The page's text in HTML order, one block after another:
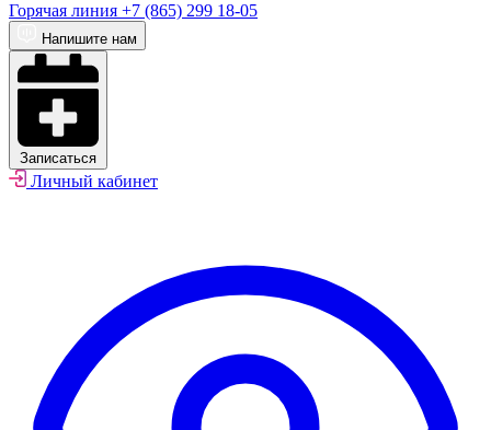
Горячая линия +7 (865) 299 18-05
Напишите нам
Записаться
Личный кабинет